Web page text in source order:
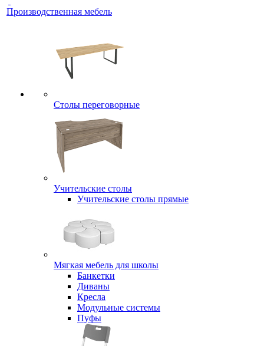
Производственная мебель
Столы переговорные
Учительские столы
Учительские столы прямые
Мягкая мебель для школы
Банкетки
Диваны
Кресла
Модульные системы
Пуфы